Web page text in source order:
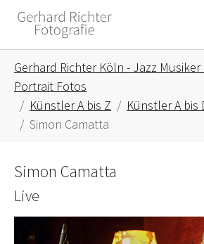
Skip to main content
Skip to page footer
Gerhard Richter Köln - Jazz
Portrait Fotos
Künstler A bis Z
Künstler A bis
Simon Camatta
Simon Camatta
Live
Show larger version for: